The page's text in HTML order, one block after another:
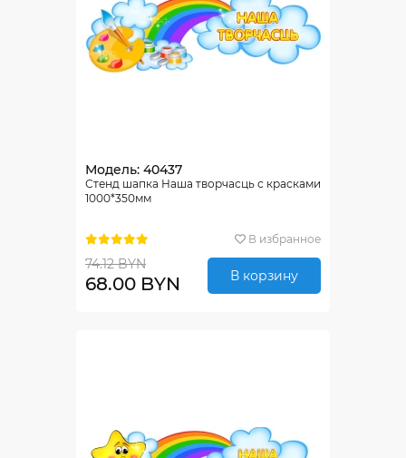
Модель: 40437
Стенд шапка Наша творчасць с красками
1000*350мм
В избранное
74.12 BYN
68.00 BYN В корзину